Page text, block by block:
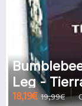
Leg -
18,19€ 19,99€